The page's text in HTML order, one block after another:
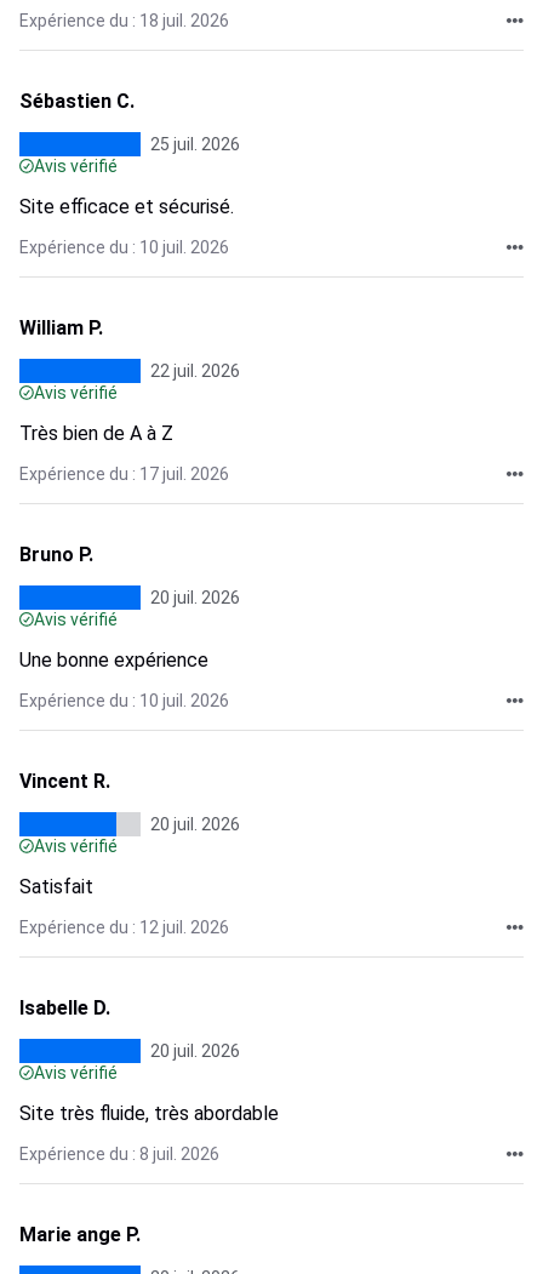
Expérience du : 18 juil. 2026
Sébastien C.
25 juil. 2026
Avis vérifié
Site efficace et sécurisé.
Expérience du : 10 juil. 2026
William P.
22 juil. 2026
Avis vérifié
Très bien de A à Z
Expérience du : 17 juil. 2026
Bruno P.
20 juil. 2026
Avis vérifié
Une bonne expérience
Expérience du : 10 juil. 2026
Vincent R.
20 juil. 2026
Avis vérifié
Satisfait
Expérience du : 12 juil. 2026
Isabelle D.
20 juil. 2026
Avis vérifié
Site très fluide, très abordable
Expérience du : 8 juil. 2026
Marie ange P.